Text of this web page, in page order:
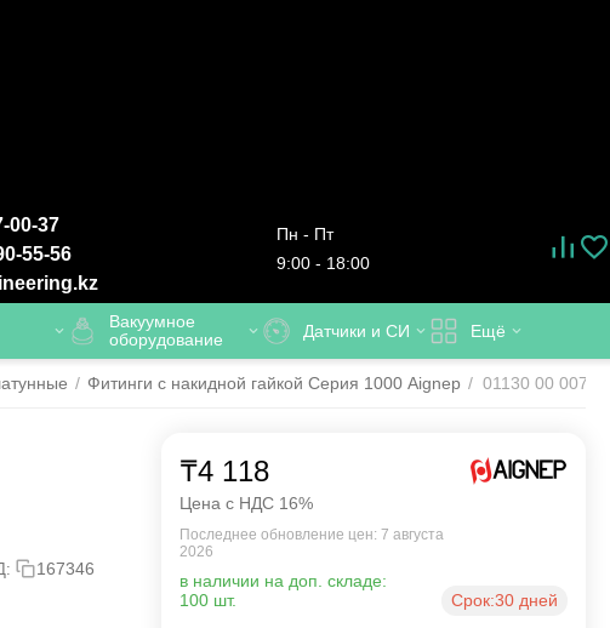
00-37
55-56
Пн - Пт
9:00 - 18:00
Вакуумное
оборудование
Датчики и СИ Ещё
/ Фитинги с накидной гайкой Серия 1000 Aignep / 01130 00 007
167346
₸4 118
Цена с НДС 16%
Последнее обновление цен: 7 августа
2026
в наличии на доп. складе:
100 шт.
Срок:30 дней